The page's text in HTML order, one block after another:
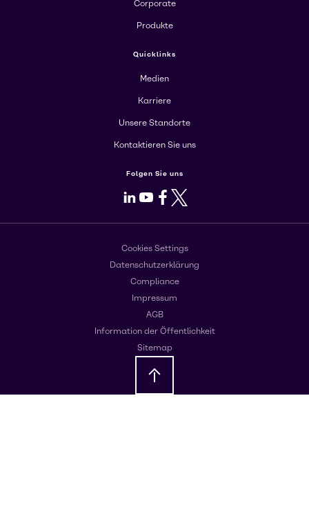
Corporate
Produkte
Quicklinks
Medien
Karriere
Unsere Standorte
Kontaktieren Sie uns
Folgen Sie uns
LinkedIn
Youtube
Facebook
X
Cookies Settings
Datenschutzerklärung
Compliance
Impressum
AGB
Information der Öffentlichkeit
Sitemap